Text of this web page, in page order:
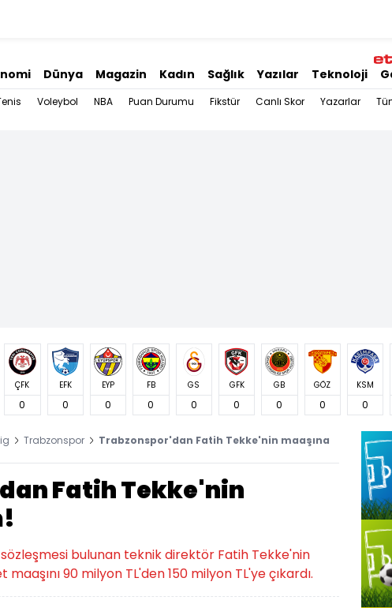
Dünya Magazin Kadın Sağlık Yazılar Teknoloji
Voleybol NBA Puan Durumu Fikstür Canlı Skor Yazarlar
ÇFK
0
EFK
0
EYP
0
FB
0
GS
0
GFK
0
GB
0
GÖZ
0
KSM
0
Trabzonspor
Trabzonspor'dan Fatih Tekke'nin maaşına
Fatih Tekke'nin
bulunan teknik direktör Fatih Tekke'nin
maaşını 90 milyon TL'den 150 milyon TL'ye çıkardı.